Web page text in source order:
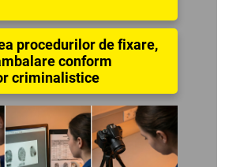
procedurilor de fixare,
conform
criminalistice